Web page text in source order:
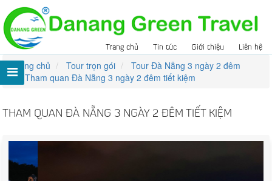
Trang chủ Tin tức Giới thiệu Liên hệ
Trang chủ Tour trọn gói
Tour Đà Nẵng 3 ngày 2 đêm
Tham quan Đà Nẵng 3 ngày 2 đêm tiết kiệm
THAM QUAN ĐÀ NẴNG 3 NGÀY 2 ĐÊM TIẾT KIỆM